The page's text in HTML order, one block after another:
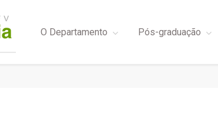
O Departamento Pós-graduação